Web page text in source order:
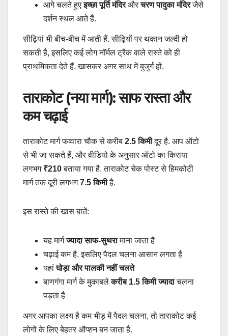
आगे चलते हुएइच्छा पूर्ति मंदिरऔरचरण पादुका मंदिरजैसे
दर्शन स्थल आते हैं.
सीढ़ियां भी बीच-बीच में आती हैं. सीढ़ियों पर थकान जल्दी हो
सकती है, इसलिए कई लोग नॉर्मल ट्रैक वाले रास्ते को ही
प्राथमिकता देते हैं, खासकर अगर साथ में बुजुर्ग हों.
ताराकोट (नया मार्ग): साफ रास्ता और
कम चढ़ाई
ताराकोट मार्ग फव्वारा चौक से करीब 2.5 किमीदूर है. आप ऑटो
से भी जा सकते हैं, और वीडियो के अनुसार ऑटो का किराया
लगभग ₹210बताया गया है. ताराकोट चेक पोस्ट से हिमकोटी
मार्ग तक दूरी लगभग7.5 किमीहै.
इस रास्ते की खास बातें:
यह मार्गज्यादा साफ-सुथरामाना जाता है
चढ़ाई कम है, इसलिए पैदल चलना आसान लगता है
यहांघोड़ा और पालकी नहीं चलते
बाणगंगा मार्ग के मुकाबलेकरीब 1.5 किमी ज्यादाचलना
पड़ता है
अगर आपका लक्ष्य है कम भीड़ में पैदल चलना, तो ताराकोट कई
लोगों के लिए बेहतर ऑप्शन बन जाता है.